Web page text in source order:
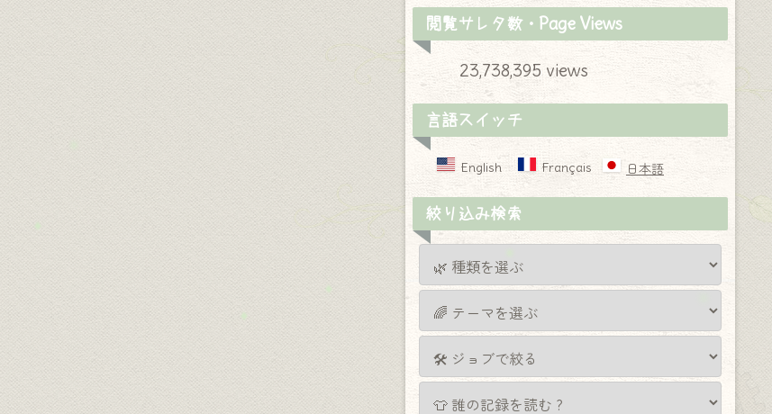
閲覧サレタ数・Page Views
23,738,395 views
言語スイッチ
English Français 日本語
絞り込み検索